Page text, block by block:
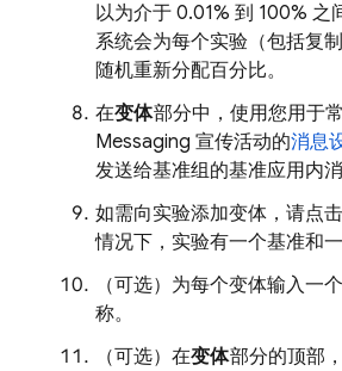
以为介于 0.01% 到 100% 之
系统会为每个实验（包括复
随机重新分配百分比。
在变体部分中，使用您用于
Messaging 宣传活动的消息
发送给基准组的基准应用内消
如需向实验添加变体，请点击
情况下，实验有一个基准和一
（可选）为每个变体输入一
称。
（可选）在变体部分的顶部